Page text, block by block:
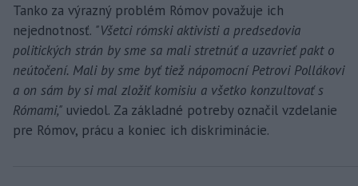
Tanko za výrazný problém Rómov považuje ich
nejednotnosť. "Všetci rómski aktivisti a predsedovia
politických strán by sme sa mali stretnúť a uzavrieť pakt o
neútočení. Mali by sme byť tiež nápomocní Petrovi Pollákovi
a on sám by si mal zložiť komisiu a všetko konzultovať s
Rómami," uviedol. Za základné potreby označil vzdelanie
pre Rómov, prácu a koniec ich diskriminácie.